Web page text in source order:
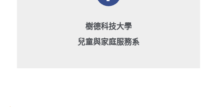
樹德科技大學
兒童與家庭服務系